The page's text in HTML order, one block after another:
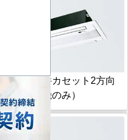
マルチ天井カセット2方向
形（室内機のみ）